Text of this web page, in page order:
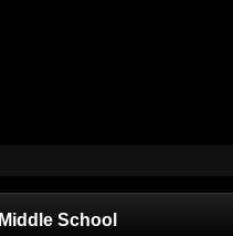
Middle School